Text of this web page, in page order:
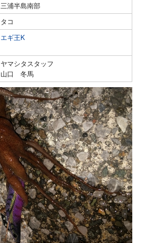
三浦半島南部
タコ
エギ王K
ヤマシタスタッフ
山口 冬馬